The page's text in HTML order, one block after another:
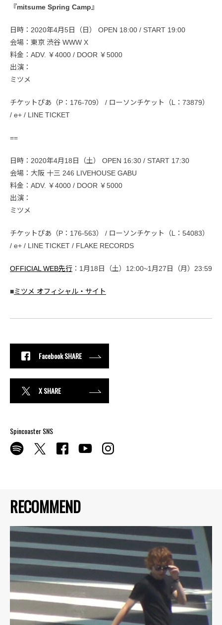
RECOMMEND
『mitsume Spring Camp』
日時：2020年4月5日（日） OPEN 18:00 / START 19:00
会場：東京 渋谷 WWW X
料金：ADV. ￥4000 / DOOR ￥5000
出演：
ミツメ
チケットぴあ（P：176-709） / ローソンチケット（L：73879）
/ e+ / LINE TICKET
==
日時：2020年4月18日（土） OPEN 16:30 / START 17:30
会場：大阪 十三 246 LIVEHOUSE GABU
料金：ADV. ￥4000 / DOOR ￥5000
出演：
ミツメ
チケットぴあ（P：176-563） / ローソンチケット（L：54083）
/ e+ / LINE TICKET / FLAKE RECORDS
OFFICIAL WEB先行 ：1月18日（土）12:00~1月27日（月）23:59
■ミツメ オフィシャル・サイト
Facebook SHARE
X SHARE
Spincoaster SNS